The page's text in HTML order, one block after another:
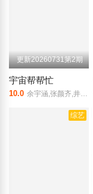
更新20260731第2期
宇宙帮帮忙
10.0 余宇涵,张颜齐,井胧,丁真珍珠
综艺